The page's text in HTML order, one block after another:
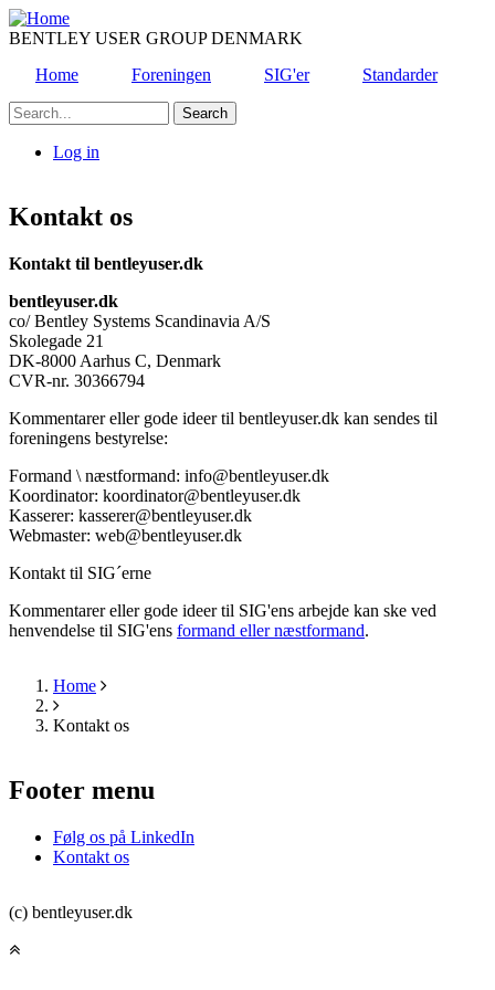
Skip
to
content
BENTLEY USER GROUP DENMARK
Home
Foreningen SIG'er
Standarder
Search
account
Log in
Kontakt os
Kontakt til bentleyuser.dk
bentleyuser.dk
co/ Bentley Systems Scandinavia A/S
Skolegade 21
DK-8000 Aarhus C, Denmark
CVR-nr. 30366794
Kommentarer eller gode ideer til bentleyuser.dk kan sendes til
foreningens bestyrelse:
Formand \ næstformand: info@bentleyuser.dk
Koordinator: koordinator@bentleyuser.dk
Kasserer: kasserer@bentleyuser.dk
Webmaster: web@bentleyuser.dk
Kontakt til SIG´erne
Kommentarer eller gode ideer til SIG'ens arbejde kan ske ved
henvendelse til SIG'ens formand eller næstformand.
Breadcrumb
Home
Kontakt os
Footer menu
Følg os på LinkedIn
Kontakt os
(c) bentleyuser.dk